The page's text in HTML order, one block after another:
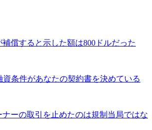
償すると示した額は800ドルだった
資条件があなたの契約書を決めている
ーの取引を止めたのは規制当局ではな